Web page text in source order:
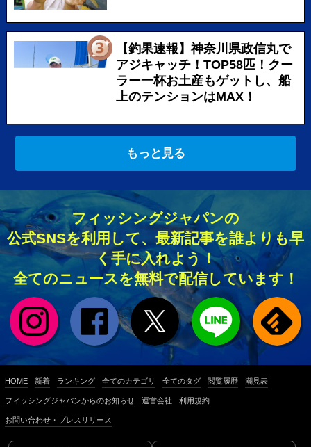
【釣果速報】神奈川県政信丸で
アジキャッチ！TOP58匹！クー
ラー一杯お土産もゲットし、船
上のテンションはMAX！
もっと見る
フィッシングジャパンの
公式SNSを利用して、最新記事を誰よりも早
く手に入れよう！
全てのニュースを無料で配信しています！
HOME 新着 ランキング 全てのカテゴリ 全てのタグ 閲覧履歴 潮見表
フィッシングジャパンからのお知らせ 運営会社 利用規約
お問い合わせ・プレスリリース